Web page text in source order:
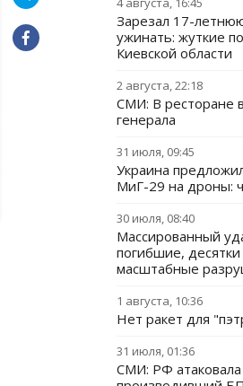
Зарезал 17-
ужинать: жуткие
Киевской области
2 августа, 22:18
СМИ: В ресторане
генерала
31 июля, 09:45
Украина
МиГ-29 на дроны:
30 июля, 08:40
Массированный
погибшие,
масштабные
1 августа, 10:36
Нет ракет для
31 июля, 01:36
СМИ: РФ атаковала